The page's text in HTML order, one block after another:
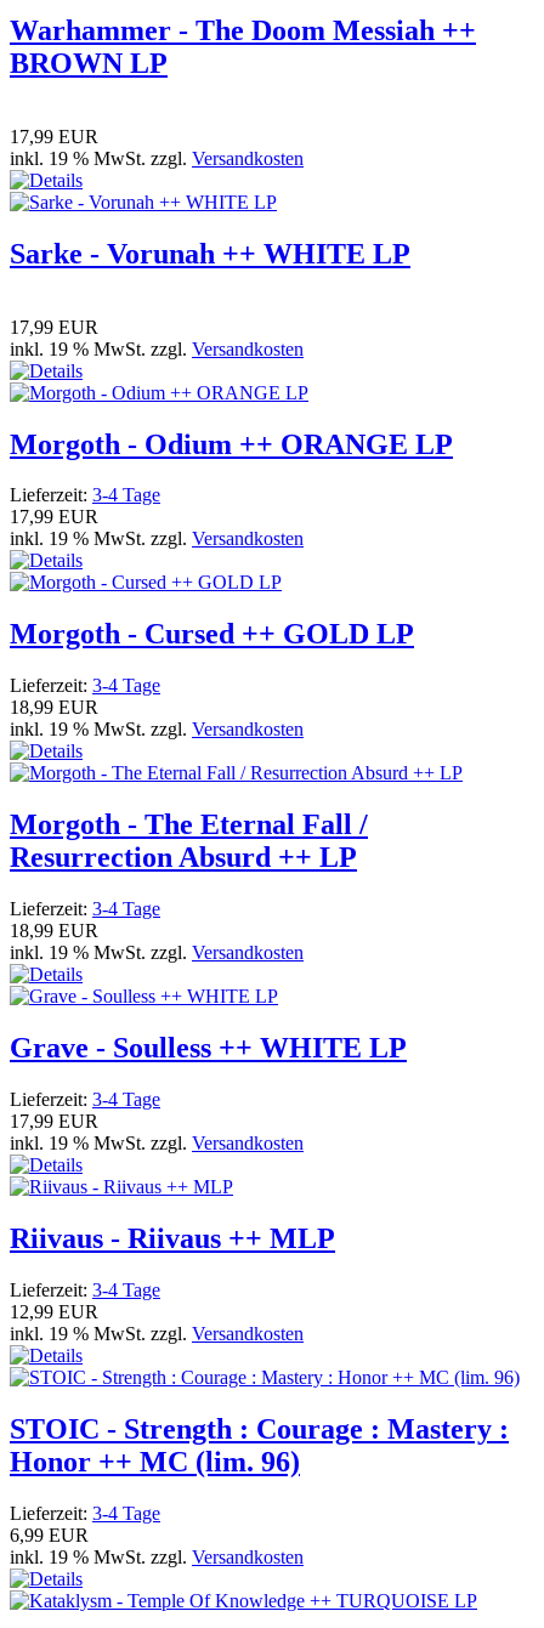
Warhammer - The Doom Messiah ++
BROWN LP
17,99 EUR
inkl. 19 % MwSt. zzgl. Versandkosten
Sarke - Vorunah ++ WHITE LP
17,99 EUR
inkl. 19 % MwSt. zzgl. Versandkosten
Morgoth - Odium ++ ORANGE LP
Lieferzeit: 3-4 Tage
17,99 EUR
inkl. 19 % MwSt. zzgl. Versandkosten
Morgoth - Cursed ++ GOLD LP
Lieferzeit: 3-4 Tage
18,99 EUR
inkl. 19 % MwSt. zzgl. Versandkosten
Morgoth - The Eternal Fall /
Resurrection Absurd ++ LP
Lieferzeit: 3-4 Tage
18,99 EUR
inkl. 19 % MwSt. zzgl. Versandkosten
Grave - Soulless ++ WHITE LP
Lieferzeit: 3-4 Tage
17,99 EUR
inkl. 19 % MwSt. zzgl. Versandkosten
Riivaus - Riivaus ++ MLP
Lieferzeit: 3-4 Tage
12,99 EUR
inkl. 19 % MwSt. zzgl. Versandkosten
STOIC - Strength : Courage : Mastery :
Honor ++ MC (lim. 96)
Lieferzeit: 3-4 Tage
6,99 EUR
inkl. 19 % MwSt. zzgl. Versandkosten